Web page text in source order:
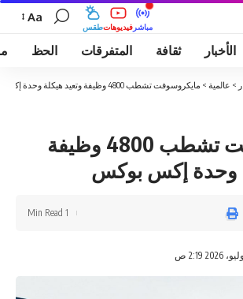
طقسفيديوهات مباشر
Aa
الأخبار ثقافة المتفرقات الحظ
> عالمية > مايكروسوفت تشطب 4800 وظيفة وتعيد هيكلة وحدة إكس بوكس
مايكروسوفت تشطب 4800 وظيفة
وحدة إكس بوكس
1 Min Read